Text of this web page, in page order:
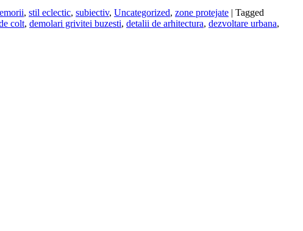
, stil eclectic, subiectiv, Uncategorized, zone protejate | Tagged
colt, demolari grivitei buzesti, detalii de arhitectura, dezvoltare urbana,